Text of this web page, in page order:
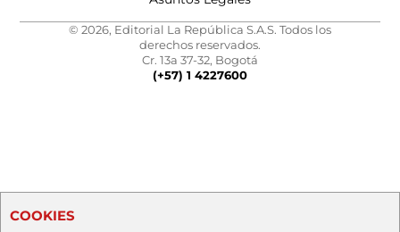
© 2026, Editorial La República S.A.S. Todos los
derechos reservados.
Cr. 13a 37-32, Bogotá
(+57) 1 4227600
COOKIES